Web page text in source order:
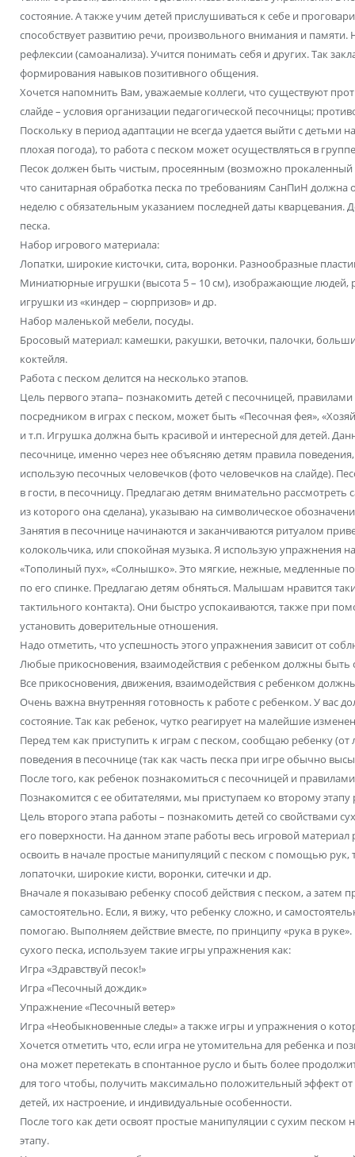
состояние. А также учим детей прислушиваться к себе и
способствует развитию речи, произвольного внимания и
рефлексии (самоанализа). Учится понимать себя и других. Так
формирования навыков позитивного общения.
Хочется напомнить Вам, уважаемые коллеги, что существуют
слайде – условия организации педагогической песочницы;
Поскольку в период адаптации не всегда удается выйти с
плохая погода), то работа с песком может осуществляться в
Песок должен быть чистым, просеянным (возможно
что санитарная обработка песка по требованиям СанПиН должна
неделю с обязательным указанием последней даты кварцевания.
песка.
Набор игрового материала:
Лопатки, широкие кисточки, сита, воронки. Разнообразные
Миниатюрные игрушки (высота 5 – 10 см), изображающие людей,
игрушки из «киндер – сюрпризов» и др.
Набор маленькой мебели, посуды.
Бросовый материал: камешки, ракушки, веточки, палочки,
коктейля.
Работа с песком делится на несколько этапов.
Цель первого этапа– познакомить детей с песочницей,
посредником в играх с песком, может быть «Песочная фея»,
и т.п. Игрушка должна быть красивой и интересной для детей.
песочнице, именно через нее объясняю детям правила
использую песочных человечков (фото человечков на слайде).
в гости, в песочницу. Предлагаю детям внимательно
из которого она сделана), указываю на символическое
Занятия в песочнице начинаются и заканчиваются ритуалом
колокольчика, или спокойная музыка. Я использую упражнения на
«Тополиный пух», «Солнышко». Это мягкие, нежные, медленные
по его спинке. Предлагаю детям обняться. Малышам нравится
тактильного контакта). Они быстро успокаиваются, также при
установить доверительные отношения.
Надо отметить, что успешность этого упражнения зависит от
Любые прикосновения, взаимодействия с ребенком должны
Все прикосновения, движения, взаимодействия с ребенком
Очень важна внутренняя готовность к работе с ребенком. У вас
состояние. Так как ребенок, чутко реагирует на малейшие
Перед тем как приступить к играм с песком, сообщаю ребенку
поведения в песочнице (так как часть песка при игре обычно
После того, как ребенок познакомиться с песочницей и
Познакомится с ее обитателями, мы приступаем ко второму этапу
Цель второго этапа работы – познакомить детей со свойствами
его поверхности. На данном этапе работы весь игровой
освоить в начале простые манипуляций с песком с помощью
лопаточки, широкие кисти, воронки, ситечки и др.
Вначале я показываю ребенку способ действия с песком, а затем
самостоятельно. Если, я вижу, что ребенку сложно, и
помогаю. Выполняем действие вместе, по принципу «рука в
сухого песка, используем такие игры упражнения как:
Игра «Здравствуй песок!»
Игра «Песочный дождик»
Упражнение «Песочный ветер»
Игра «Необыкновенные следы» а также игры и упражнения о
Хочется отметить что, если игра не утомительна для ребенка и
она может перетекать в спонтанное русло и быть более
для того чтобы, получить максимально положительный эффект
детей, их настроение, и индивидуальные особенности.
После того как дети освоят простые манипуляции с сухим песком
этапу.